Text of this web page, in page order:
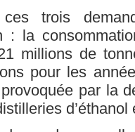
trois
: la
millions de
pour les
par la